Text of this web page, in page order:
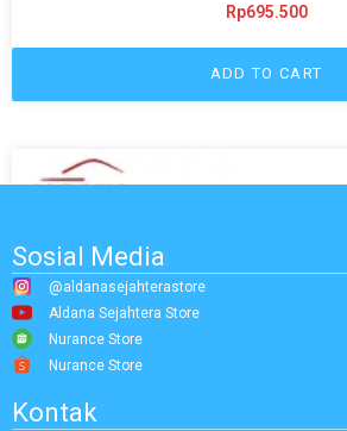
Rp695.500
ADD TO CART
Sosial Media
@aldanasejahterastore
Aldana Sejahtera Store
Nurance Store
Nurance Store
Kontak